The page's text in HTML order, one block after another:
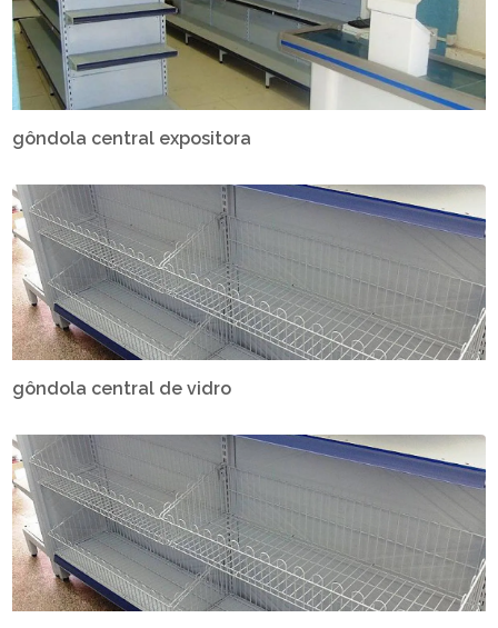
gôndola central expositora
gôndola central de vidro